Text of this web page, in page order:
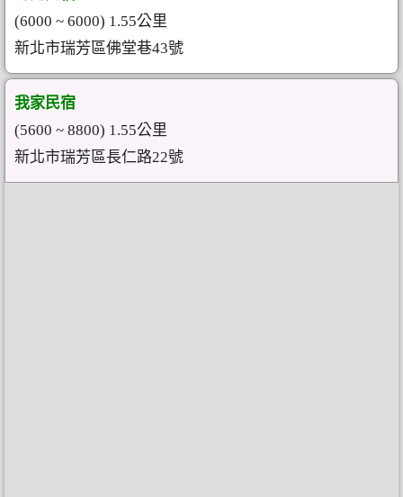
(6000 ~ 6000) 1.55公里
新北市瑞芳區佛堂巷43號
我家民宿
(5600 ~ 8800) 1.55公里
新北市瑞芳區長仁路22號